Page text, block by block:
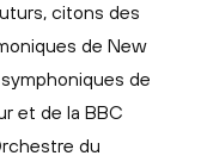
citons des
de New
de
et de la BBC
du